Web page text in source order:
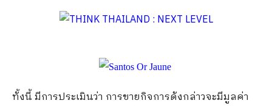
ทั้งนี้ มีการประเมินว่า การขายกิจการดังกล่าวจะมีมูลค่า